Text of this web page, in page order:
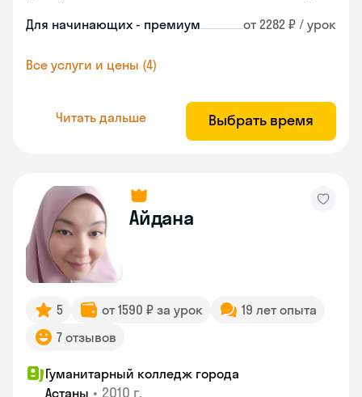
Для начинающих - премиум от 2282 ₽ / урок
Все услуги и цены (4)
Читать дальше Выбрать время
Айдана
5 от 1590 ₽ за урок
19 лет опыта
7 отзывов
Гуманитарный колледж города
Астаны • 2010 г.